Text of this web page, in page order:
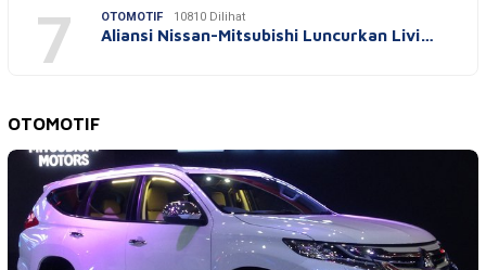
7 OTOMOTIF 10810 Dilihat
Aliansi Nissan-Mitsubishi Luncurkan Livi…
OTOMOTIF